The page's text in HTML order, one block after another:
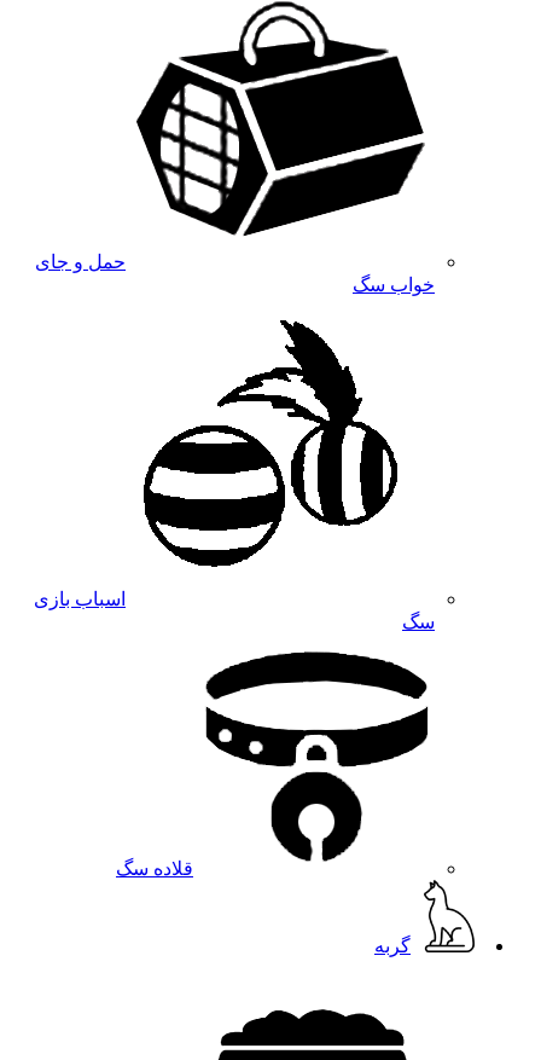
حمل و جای
خواب سگ
اسباب بازی
سگ
قلاده سگ
گربه